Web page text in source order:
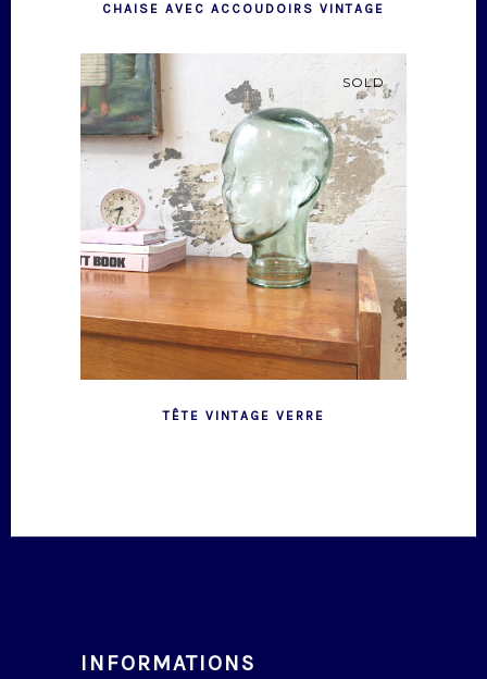
CHAISE AVEC ACCOUDOIRS VINTAGE
SOLD
TÊTE VINTAGE VERRE
INFORMATIONS